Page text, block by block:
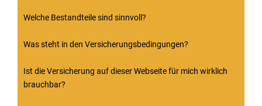
Welche Bestandteile sind sinnvoll?
Was steht in den Versicherungsbedingungen?
Ist die Versicherung auf dieser Webseite für mich wirklich
brauchbar?